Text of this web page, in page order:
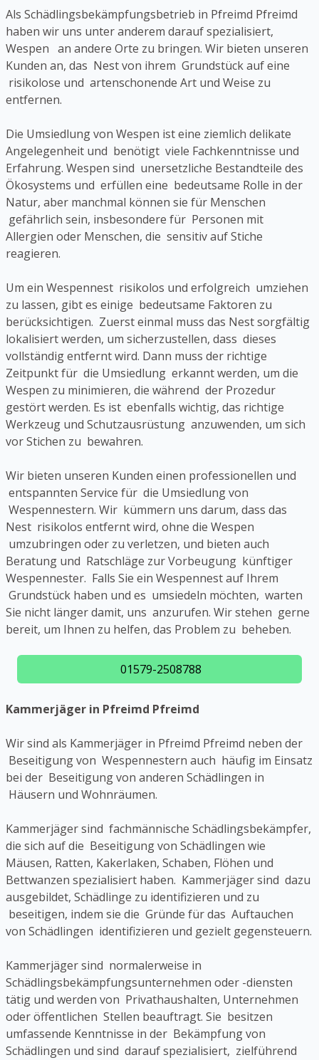
Als Schädlingsbekämpfungsbetrieb in Pfreimd Pfreimd
haben wir uns unter anderem darauf spezialisiert,
Wespen an andere Orte zu bringen. Wir bieten unseren
Kunden an, das Nest von ihrem Grundstück auf eine
risikolose und artenschonende Art und Weise zu
entfernen.
Die Umsiedlung von Wespen ist eine ziemlich delikate
Angelegenheit und benötigt viele Fachkenntnisse und
Erfahrung. Wespen sind unersetzliche Bestandteile des
Ökosystems und erfüllen eine bedeutsame Rolle in der
Natur, aber manchmal können sie für Menschen
gefährlich sein, insbesondere für Personen mit
Allergien oder Menschen, die sensitiv auf Stiche
reagieren.
Um ein Wespennest risikolos und erfolgreich umziehen
zu lassen, gibt es einige bedeutsame Faktoren zu
berücksichtigen. Zuerst einmal muss das Nest sorgfältig
lokalisiert werden, um sicherzustellen, dass dieses
vollständig entfernt wird. Dann muss der richtige
Zeitpunkt für die Umsiedlung erkannt werden, um die
Wespen zu minimieren, die während der Prozedur
gestört werden. Es ist ebenfalls wichtig, das richtige
Werkzeug und Schutzausrüstung anzuwenden, um sich
vor Stichen zu bewahren.
Wir bieten unseren Kunden einen professionellen und
entspannten Service für die Umsiedlung von
Wespennestern. Wir kümmern uns darum, dass das
Nest risikolos entfernt wird, ohne die Wespen
umzubringen oder zu verletzen, und bieten auch
Beratung und Ratschläge zur Vorbeugung künftiger
Wespennester. Falls Sie ein Wespennest auf Ihrem
Grundstück haben und es umsiedeln möchten, warten
Sie nicht länger damit, uns anzurufen. Wir stehen gerne
bereit, um Ihnen zu helfen, das Problem zu beheben.
01579-2508788
Kammerjäger in Pfreimd Pfreimd
Wir sind als Kammerjäger in Pfreimd Pfreimd neben der
Beseitigung von Wespennestern auch häufig im Einsatz
bei der Beseitigung von anderen Schädlingen in
Häusern und Wohnräumen.
Kammerjäger sind fachmännische Schädlingsbekämpfer,
die sich auf die Beseitigung von Schädlingen wie
Mäusen, Ratten, Kakerlaken, Schaben, Flöhen und
Bettwanzen spezialisiert haben. Kammerjäger sind dazu
ausgebildet, Schädlinge zu identifizieren und zu
beseitigen, indem sie die Gründe für das Auftauchen
von Schädlingen identifizieren und gezielt gegensteuern.
Kammerjäger sind normalerweise in
Schädlingsbekämpfungsunternehmen oder -diensten
tätig und werden von Privathaushalten, Unternehmen
oder öffentlichen Stellen beauftragt. Sie besitzen
umfassende Kenntnisse in der Bekämpfung von
Schädlingen und sind darauf spezialisiert, zielführend